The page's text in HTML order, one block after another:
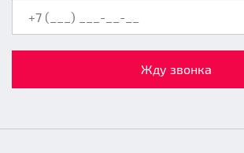
Жду звонка